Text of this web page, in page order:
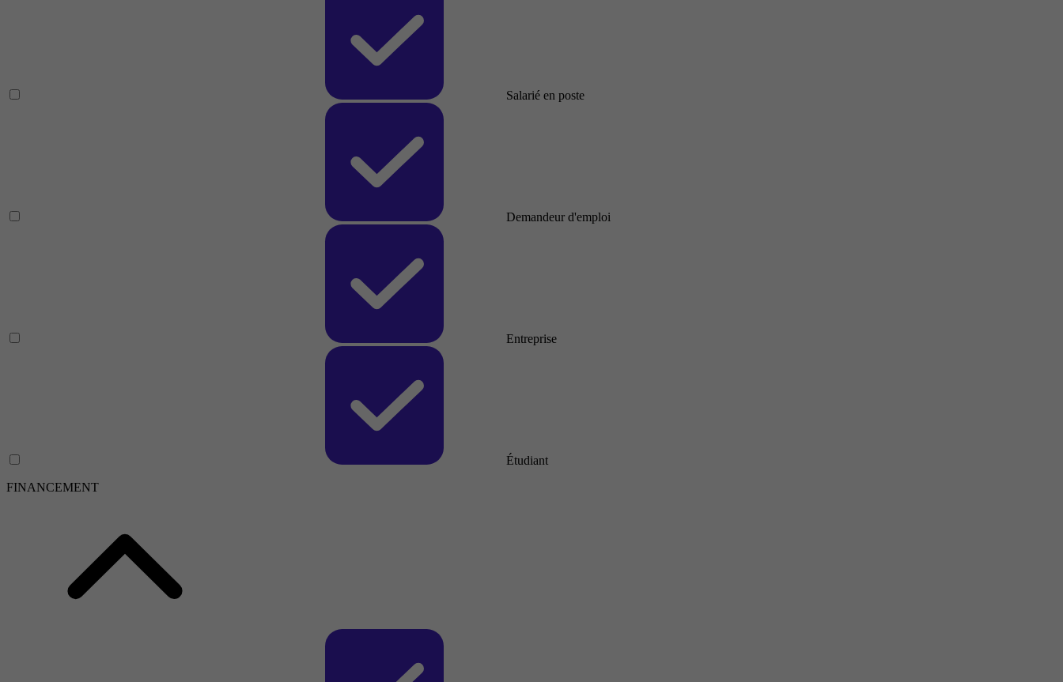
Salarié en poste
Demandeur d'emploi
Entreprise
Étudiant
FINANCEMENT